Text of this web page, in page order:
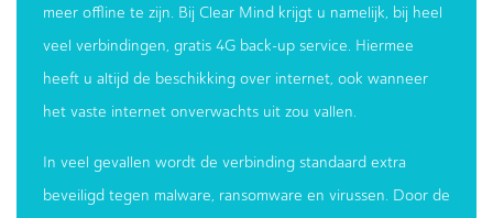
meer offline te zijn. Bij Clear Mind krijgt u namelijk, bij heel
veel verbindingen, gratis 4G back-up service. Hiermee
heeft u altijd de beschikking over internet, ook wanneer
het vaste internet onverwachts uit zou vallen.
In veel gevallen wordt de verbinding standaard extra
beveiligd tegen malware, ransomware en virussen. Door de